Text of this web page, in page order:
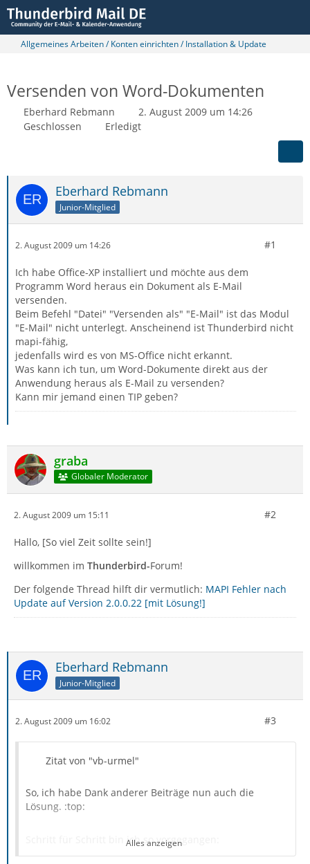
Allgemeines Arbeiten / Konten einrichten / Installation & Update
Versenden von Word-Dokumenten
Eberhard Rebmann
2. August 2009 um 14:26
Geschlossen
Erledigt
Eberhard Rebmann
Junior-Mitglied
2. August 2009 um 14:26 #1
Ich habe Office-XP installiert und möchte aus dem
Programm Word heraus ein Dokument als E-Mail
versenden.
Beim Befehl "Datei" "Versenden als" "E-Mail" ist das Modul
"E-Mail" nicht unterlegt. Anscheinend ist Thunderbird nicht
mapi-fähig,
jedenfalls wird es von MS-Office nicht erkannt.
Was kann ich tun, um Word-Dokumente direkt aus der
Anwendung heraus als E-Mail zu versenden?
Kann mir jemand einen TIP geben?
graba
Globaler Moderator
2. August 2009 um 15:11 #2
Hallo, [So viel Zeit sollte sein!]
willkommen im Thunderbird-Forum!
Der folgende Thread hilft dir vermutlich: MAPI Fehler nach
Update auf Version 2.0.0.22 [mit Lösung!]
Eberhard Rebmann
Junior-Mitglied
2. August 2009 um 16:02 #3
Zitat von "vb-urmel"
So, ich habe Dank anderer Beiträge nun auch die
Lösung. :top:
Schritt für Schritt bin ich so vorgegangen:
Alles anzeigen